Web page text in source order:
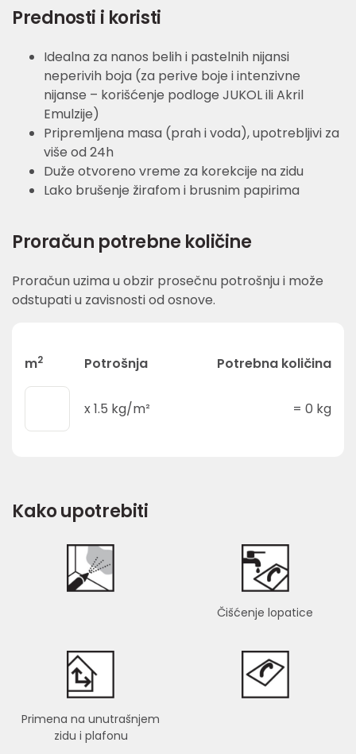
Prednosti i koristi
Idealna za nanos belih i pastelnih nijansi
neperivih boja (za perive boje i intenzivne
nijanse – korišćenje podloge JUKOL ili Akril
Emulzije)
Pripremljena masa (prah i voda), upotrebljivi za
više od 24h
Duže otvoreno vreme za korekcije na zidu
Lako brušenje žirafom i brusnim papirima
Proračun potrebne količine
Proračun uzima u obzir prosečnu potrošnju i može
odstupati u zavisnosti od osnove.
m2 Potrošnja Potrebna količina
x1.5 kg/m² = 0 kg
Kako upotrebiti
Čišćenje lopatice
Primena na unutrašnjem
zidu i plafonu